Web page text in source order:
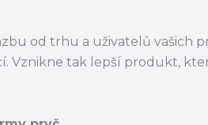
od trhu a uživatelů vašich
Vznikne tak lepší produkt,